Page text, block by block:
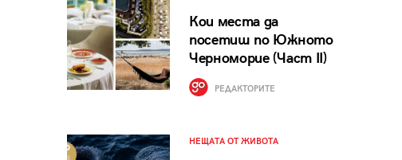
Кои места да
посетиш по Южното
Черноморие (Част II)
РЕДАКТОРИТЕ
НЕЩАТА ОТ ЖИВОТА